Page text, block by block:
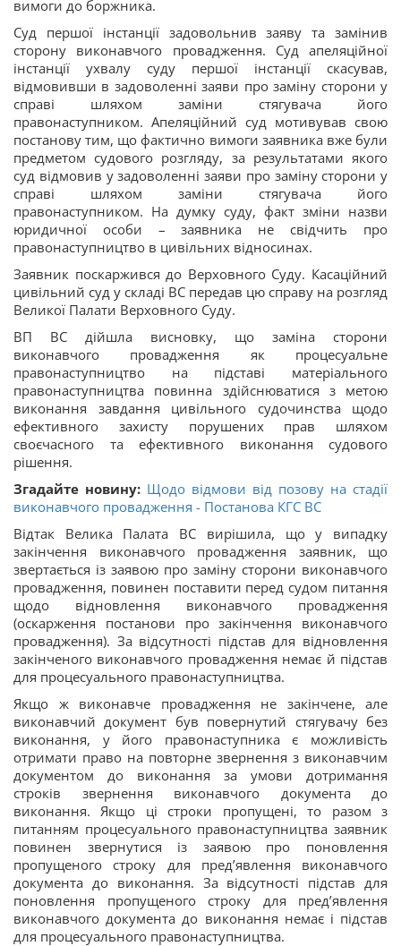
вимоги до боржника.
Суд першої інстанції задовольнив заяву та замінив
сторону виконавчого провадження. Суд апеляційної
інстанції ухвалу суду першої інстанції скасував,
відмовивши в задоволенні заяви про заміну сторони у
справі шляхом заміни стягувача його
правонаступником. Апеляційний суд мотивував свою
постанову тим, що фактично вимоги заявника вже були
предметом судового розгляду, за результатами якого
суд відмовив у задоволенні заяви про заміну сторони у
справі шляхом заміни стягувача його
правонаступником. На думку суду, факт зміни назви
юридичної особи – заявника не свідчить про
правонаступництво в цивільних відносинах.
Заявник поскаржився до Верховного Суду. Касаційний
цивільний суд у складі ВС передав цю справу на розгляд
Великої Палати Верховного Суду.
ВП ВС дійшла висновку, що заміна сторони
виконавчого провадження як процесуальне
правонаступництво на підставі матеріального
правонаступництва повинна здійснюватися з метою
виконання завдання цивільного судочинства щодо
ефективного захисту порушених прав шляхом
своєчасного та ефективного виконання судового
рішення.
Згадайте новину: Щодо відмови від позову на стадії
виконавчого провадження - Постанова КГС ВС
Відтак Велика Палата ВС вирішила, що у випадку
закінчення виконавчого провадження заявник, що
звертається із заявою про заміну сторони виконавчого
провадження, повинен поставити перед судом питання
щодо відновлення виконавчого провадження
(оскарження постанови про закінчення виконавчого
провадження). За відсутності підстав для відновлення
закінченого виконавчого провадження немає й підстав
для процесуального правонаступництва.
Якщо ж виконавче провадження не закінчене, але
виконавчий документ був повернутий стягувачу без
виконання, у його правонаступника є можливість
отримати право на повторне звернення з виконавчим
документом до виконання за умови дотримання
строків звернення виконавчого документа до
виконання. Якщо ці строки пропущені, то разом з
питанням процесуального правонаступництва заявник
повинен звернутися із заявою про поновлення
пропущеного строку для пред’явлення виконавчого
документа до виконання. За відсутності підстав для
поновлення пропущеного строку для пред’явлення
виконавчого документа до виконання немає і підстав
для процесуального правонаступництва.